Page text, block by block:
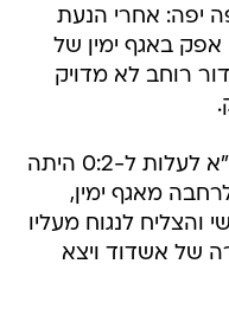
יפה: אחרי הנעת
אפק באגף ימין של
רוחב לא מדויק
ההזדמנות הטובה ביותר של ת"א לעלות ל-0:2 היתה
לרחבה מאגף ימין,
והצליח לנגוח מעליו
של אשדוד ויצא